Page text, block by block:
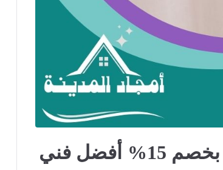
تركيب ستائر بالمدينة المنورة 0594362911 بخصم 15% أفضل فني